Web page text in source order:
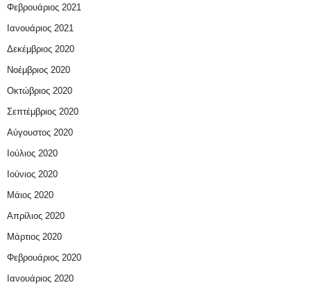
Φεβρουάριος 2021
Ιανουάριος 2021
Δεκέμβριος 2020
Νοέμβριος 2020
Οκτώβριος 2020
Σεπτέμβριος 2020
Αύγουστος 2020
Ιούλιος 2020
Ιούνιος 2020
Μάιος 2020
Απρίλιος 2020
Μάρτιος 2020
Φεβρουάριος 2020
Ιανουάριος 2020